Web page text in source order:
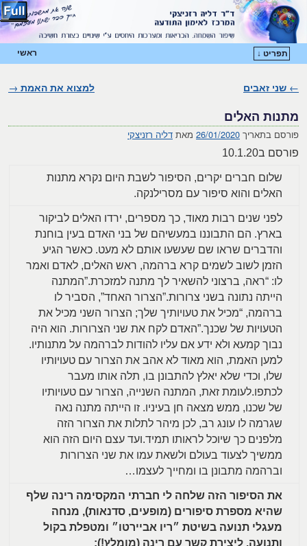
ראשי
תפריט ↓
ניווט בפוסטים
← שני זאבים למצוא את האמת →
מתנות האלים
פורסם בתאריך 26/01/2020 מאת דליה רזניצקי
פורסם ב10.1.20
שלום חברים יקרים, הסיפור לשבת היום נקרא מתנות
האלים והוא סיפור עם מסרילנקה.
לפני שנים רבות מאוד, כך מספרים, ירדו האלים לביקור
בארץ. הם התבוננו במעשיהם של בני האדם בעין בוחנת
והדברים שראו שם שעשעו אותם לא מעט. כאשר הגיע
הזמן לשוב לשמים קרא ברהמה, ראש האלים, לאדם ואמר
לו: “ראה, ברצוני להשאיר לך מתנה למזכרת.”המתנה
הייתה נתונה בשני צרורות.”הצרור האחד”, הסביר לו
ברהמה, “מכיל את טעויותיך שלך; הצרור השני מכיל את
הטעויות של שכנך.”האדם לקח את שני הצרורות. הוא היה
נבוך קמעא ולא ידע אם עליו להודות לברהמה על מתנותיו.
למען האמת, הוא מאוד לא אהב את הצרור עם טעויותיו
שלו, וכדי שלא יאלץ להתבונן בו, תלה אותו מעבר
לכתפו.לעומת זאת, המתנה השנייה, הצרור עם טעויותיו
של שכנו, ממש מצאה חן בעיניו. זו הייתה מתנה נאה
שגרמה לו עונג רב, לכן מיהר לתלות את הצרור הזה
מלפנים כך שיוכל לראותו תמיד.ועד עצם היום הזה הוא
ממשיך לצעוד בעולם ולשאת עמו את שני הצרורות
וברהמה מתבונן בו ומחייך לעצמו…
את הסיפור הזה שלחה לי חברתי המקסימה רינה שלף
שהיא מספרת סיפורים (מופעים, סדנאות), מנחה
מעגלי תנועה בשיטת ״ריו אביירטו״ ומטפלת בקול
ותנועה. ליצירת קשר עם רינה (מומלץ!):